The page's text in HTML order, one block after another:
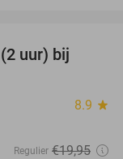
uur) bij
8.9 star
Regulier €19,95